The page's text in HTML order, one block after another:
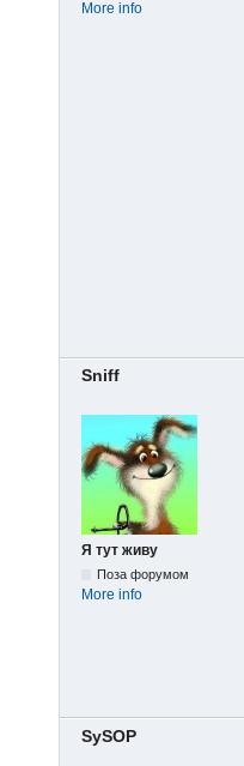
More info
Sniff
Я тут живу
Поза форумом
More info
SySOP